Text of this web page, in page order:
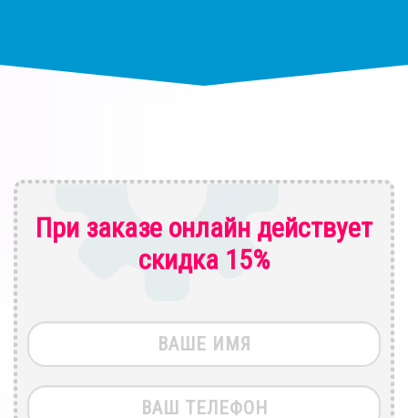
При заказе онлайн действует
скидка 15%